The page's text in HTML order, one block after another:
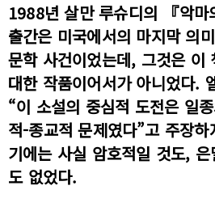
1988년 살만 루슈디의 『악마
출간은 미국에서의 마지막 의
문학 사건이었는데, 그것은 이
대한 작품이어서가 아니었다.
“이 소설의 중심적 도전은 일
적-종교적 문제였다”고 주장하
기에는 사실 암호적일 것도,
도 없었다.